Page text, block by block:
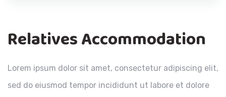
Relatives Accommodation
Lorem ipsum dolor sit amet, consectetur adipiscing elit,
sed do eiusmod tempor incididunt ut labore et dolore